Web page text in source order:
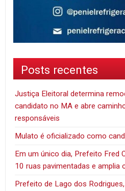
Posts recentes
Justiça Eleitoral determina
candidato no MA e abre
responsáveis
Mulato é oficializado como
Em um único dia, Prefeito Fred
10 ruas pavimentadas e amplia
Prefeito de Lago dos